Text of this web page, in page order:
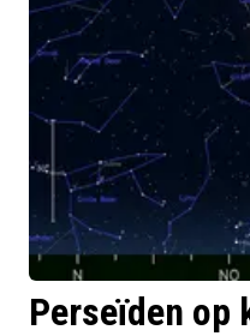
Perseïden